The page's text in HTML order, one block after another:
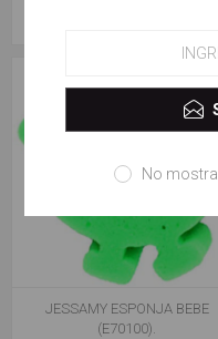
JESSAMY ESPONJA BEBE
(E70100).
No